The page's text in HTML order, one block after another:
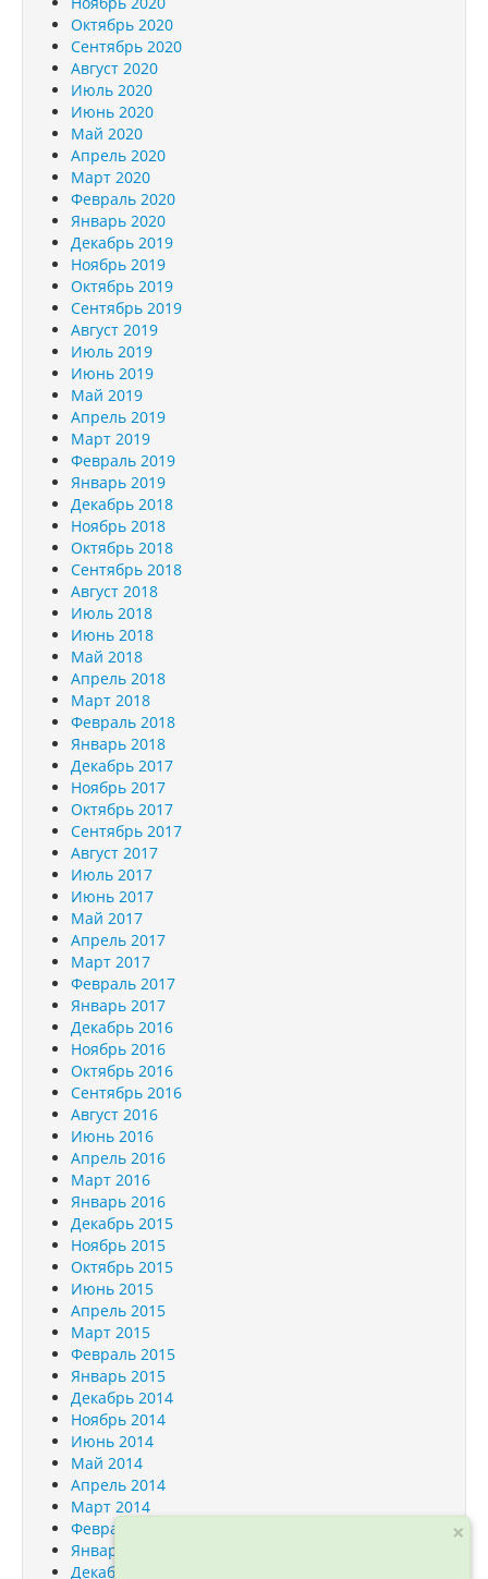
Октябрь 2020
Сентябрь 2020
Август 2020
Июль 2020
Июнь 2020
Май 2020
Апрель 2020
Март 2020
Февраль 2020
Январь 2020
Декабрь 2019
Ноябрь 2019
Октябрь 2019
Сентябрь 2019
Август 2019
Июль 2019
Июнь 2019
Май 2019
Апрель 2019
Март 2019
Февраль 2019
Январь 2019
Декабрь 2018
Ноябрь 2018
Октябрь 2018
Сентябрь 2018
Август 2018
Июль 2018
Июнь 2018
Май 2018
Апрель 2018
Март 2018
Февраль 2018
Январь 2018
Декабрь 2017
Ноябрь 2017
Октябрь 2017
Сентябрь 2017
Август 2017
Июль 2017
Июнь 2017
Май 2017
Апрель 2017
Март 2017
Февраль 2017
Январь 2017
Декабрь 2016
Ноябрь 2016
Октябрь 2016
Сентябрь 2016
Август 2016
Июнь 2016
Апрель 2016
Март 2016
Январь 2016
Декабрь 2015
Ноябрь 2015
Октябрь 2015
Июнь 2015
Апрель 2015
Март 2015
Февраль 2015
Январь 2015
Декабрь 2014
Ноябрь 2014
Июнь 2014
Май 2014
Апрель 2014
Март 2014
Февраль 2014
Январь 2014
Декабрь 2013
×